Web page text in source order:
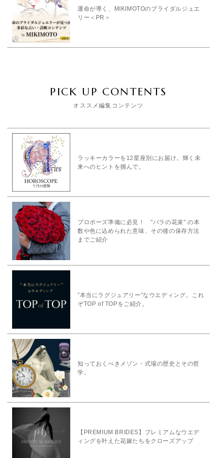
運命が導く、MIKIMOTOのブライダルジュエ
リー＜PR＞
PICK UP CONTENTS
オススメ編集コンテンツ
ラッキーカラーを12星座別にお届け。輝く未
来へのヒントを掴んで。
プロポーズ準備に必見！ "バラの花束" の本
数や色に込められた意味、その後の保存方法
までご紹介
”本当にラグジュアリー”なウエディング。これ
ぞTOP of TOPをご紹介。
知っておくべきメゾン・式場の歴史とその哲
学。
【PREMIUM BRIDES】プレミアムなウエデ
ィングを叶えた花嫁たちをクローズアップ